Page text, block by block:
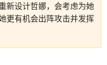
新设计哲娜，会考虑为她
更有机会出阵攻击并发挥